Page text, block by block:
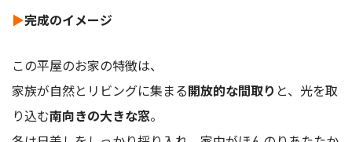
▶完成のイメージ
この平屋のお家の特徴は、
家族が自然とリビングに集まる開放的な間取り と、光を取
り込む南向きの大きな窓。